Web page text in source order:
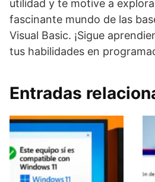
utilidad y te motive a
fascinante mundo de las
Visual Basic. ¡Sigue
tus habilidades en
Entradas